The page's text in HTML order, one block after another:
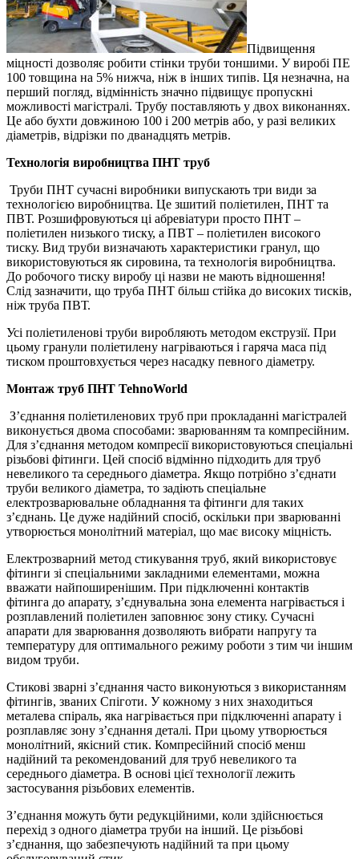
Підвищення
міцності дозволяє робити стінки труби тоншими. У виробі ПЕ
100 товщина на 5% нижча, ніж в інших типів. Ця незначна, на
перший погляд, відмінність значно підвищує пропускні
можливості магістралі. Трубу поставляють у двох виконаннях.
Це або бухти довжиною 100 і 200 метрів або, у разі великих
діаметрів, відрізки по дванадцять метрів.
Технологія виробництва ПНТ труб
Труби ПНТ сучасні виробники випускають три види за
технологією виробництва. Це зшитий поліетилен, ПНТ та
ПВТ. Розшифровуються ці абревіатури просто ПНТ –
поліетилен низького тиску, а ПВТ – поліетилен високого
тиску. Вид труби визначають характеристики гранул, що
використовуються як сировина, та технологія виробництва.
До робочого тиску виробу ці назви не мають відношення!
Слід зазначити, що труба ПНТ більш стійка до високих тисків,
ніж труба ПВТ.
Усі поліетиленові труби виробляють методом екструзії. При
цьому гранули поліетилену нагріваються і гаряча маса під
тиском проштовхується через насадку певного діаметру.
Монтаж труб ПНТ TehnoWorld
З’єднання поліетиленових труб при прокладанні магістралей
виконується двома способами: зварюванням та компресійним.
Для з’єднання методом компресії використовуються спеціальні
різьбові фітинги. Цей спосіб відмінно підходить для труб
невеликого та середнього діаметра. Якщо потрібно з’єднати
труби великого діаметра, то задіють спеціальне
електрозварювальне обладнання та фітинги для таких
з’єднань. Це дуже надійний спосіб, оскільки при зварюванні
утворюється монолітний матеріал, що має високу міцність.
Електрозварний метод стикування труб, який використовує
фітинги зі спеціальними закладними елементами, можна
вважати найпоширенішим. При підключенні контактів
фітинга до апарату, з’єднувальна зона елемента нагрівається і
розплавлений поліетилен заповнює зону стику. Сучасні
апарати для зварювання дозволяють вибрати напругу та
температуру для оптимального режиму роботи з тим чи іншим
видом труби.
Стикові зварні з’єднання часто виконуються з використанням
фітингів, званих Спіготи. У кожному з них знаходиться
металева спіраль, яка нагрівається при підключенні апарату і
розплавляє зону з’єднання деталі. При цьому утворюється
монолітний, якісний стик. Компресійний спосіб менш
надійний та рекомендований для труб невеликого та
середнього діаметра. В основі цієї технології лежить
застосування різьбових елементів.
З’єднання можуть бути редукційними, коли здійснюється
перехід з одного діаметра труби на інший. Це різьбові
з’єднання, що забезпечують надійний та при цьому